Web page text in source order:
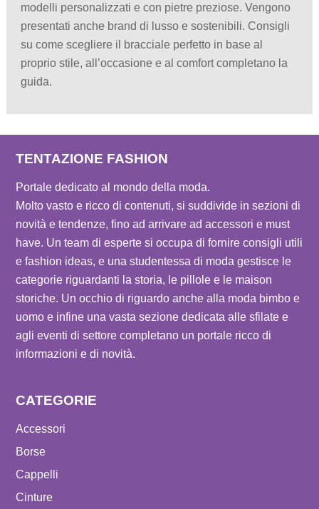
modelli personalizzati e con pietre preziose. Vengono
presentati anche brand di lusso e sostenibili. Consigli
su come scegliere il bracciale perfetto in base al
proprio stile, all’occasione e al comfort completano la
guida.
TENTAZIONE FASHION
Portale dedicato al mondo della moda.
Molto vasto e ricco di contenuti, si suddivide in sezioni di
novità e tendenze, fino ad arrivare ad accessori e must
have. Un team di esperte si occupa di fornire consigli utili
e fashion ideas, e una studentessa di moda gestisce le
categorie riguardanti la storia, le pillole e le maison
storiche. Un occhio di riguardo anche alla moda bimbo e
uomo e infine una vasta sezione dedicata alle sfilate e
agli eventi di settore completano un portale ricco di
informazioni e di novità.
CATEGORIE
Accessori
Borse
Cappelli
Cinture